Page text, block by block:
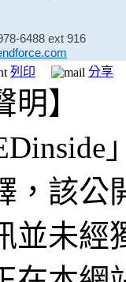
6488 ext 916
列印 分享
明】
，該公
並未經